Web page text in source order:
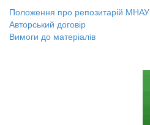
Положення про репозитарій МНАУ
Авторський договір
Вимоги до матеріалів